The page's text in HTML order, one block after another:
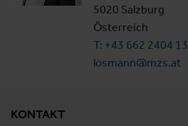
5020 Salzburg
Österreich
T: +43 662 2404 13
losmann@mzs.at
KONTAKT